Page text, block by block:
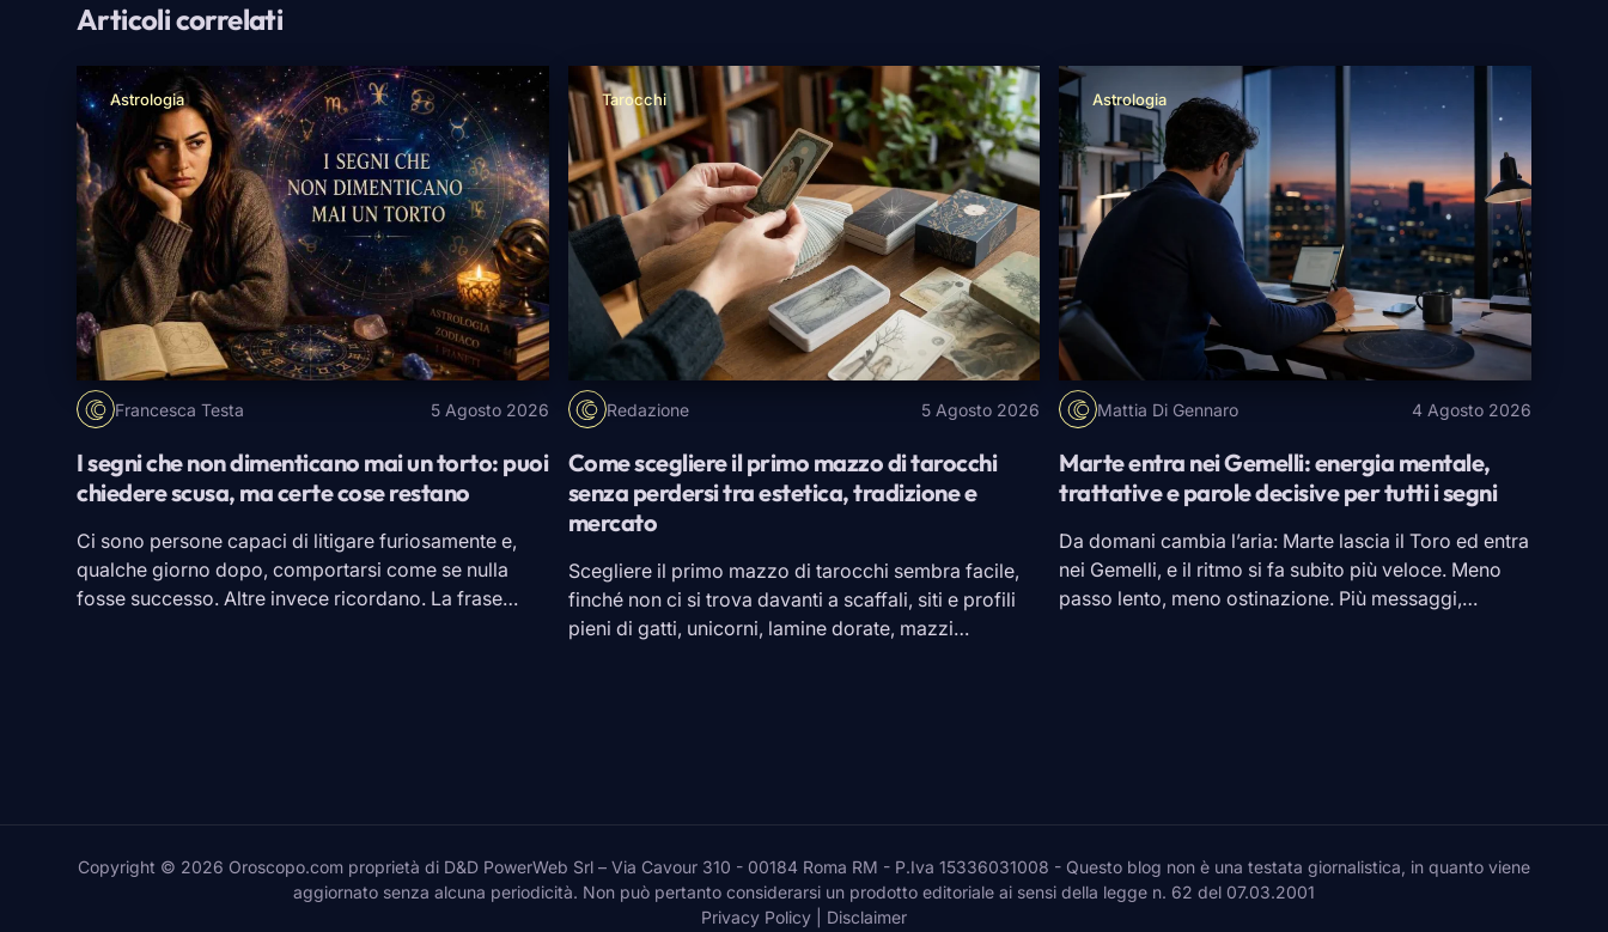
Articoli correlati
Astrologia
Francesca Testa 5 Agosto 2026
I segni che non dimenticano mai un torto: puoi
chiedere scusa, ma certe cose restano
Ci sono persone capaci di litigare furiosamente e,
qualche giorno dopo, comportarsi come se nulla
fosse successo. Altre invece ricordano. La frase
Tarocchi
Redazione 5 Agosto 2026
Come scegliere il primo mazzo di tarocchi
senza perdersi tra estetica, tradizione e
mercato
Scegliere il primo mazzo di tarocchi sembra facile,
finché non ci si trova davanti a scaffali, siti e profili
pieni di gatti, unicorni, lamine dorate, mazzi
Astrologia
Mattia Di Gennaro 4 Agosto 2026
Marte entra nei Gemelli: energia mentale,
trattative e parole decisive per tutti i segni
Da domani cambia l’aria: Marte lascia ilToro ed entra
nei Gemelli, e il ritmo si fa subito più veloce. Meno
passo lento, meno ostinazione. Più messaggi,
Copyright © 2026 Oroscopo.com proprietà di D&D PowerWeb Srl – Via Cavour 310 - 00184 Roma RM - P.Iva 15336031008 - Questo blog non è una testata giornalistica, in quanto viene
aggiornato senza alcuna periodicità. Non può pertanto considerarsi un prodotto editoriale ai sensi della legge n. 62 del 07.03.2001
Privacy Policy
Disclaimer